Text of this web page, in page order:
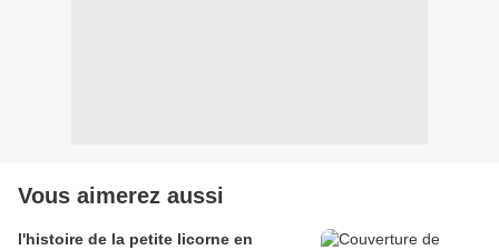
Vous aimerez aussi
l'histoire de la petite licorne en